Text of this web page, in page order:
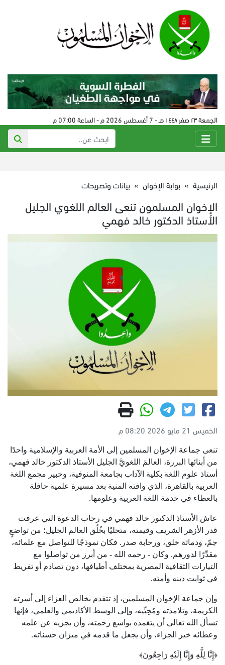
الجمعة ٢٣ صفر ١٤٤٨ هـ - 7 أغسطس 2026 م - الساعة 07:00 م
الرئيسية » بوابة الإخوان » بيانات وتصريحات
الإخوان المسلمون تنعى العالم اللغوي الجليل
الأستاذ الدكتور خالد فهمي
الخميس 21 مايو 2026 08:20 م
تنعى جماعة الإخوان المسلمين إلى الأمة العربية والإسلامية واحدًا
من أبنائها البررة، العالمَ اللغويَّ الجليل الأستاذ الدكتور خالد فهمي،
أستاذ علوم اللغة بكلية الآداب بجامعة المنوفية، وخبير مجمع اللغة
العربية بالقاهرة، الذي وافته المنية بعد مسيرة علمية حافلة
بالعطاء في خدمة اللغة العربية وعلومها.
عاش الأستاذ الدكتور خالد فهمي في رحاب الدعوة التي عرفت
قدر الأزهر الشريف وقيمته، متحليًا بخُلُق العالم الجليل؛ من تواضعٍ
جمّ، ودماثة خلق، ورحابة صدر. فكان نموذجًا للتواصل مع علمائه،
مقدِّرًا لدورهم. وكان - رحمه الله - من أبرز من تواصلوا مع
التيارات الثقافية المصرية بمختلف أطيافها، دون تصادم أو تفريط
في ثوابت دينه وأمته.
وإن جماعة الإخوان المسلمين، إذ تتقدم بخالص العزاء إلى أسرته
الكريمة، وتلامذته ومُحِبِّيه، وإلى الوسط الأكاديمي والعلمي، فإنها
تسأل الله تعالى أن يتغمده بواسع رحمته، وأن يجزيه عن علمه
وعطائه خير الجزاء، وأن يجعل ما قدمه في ميزان حسناته.
﴿إِنَّا لِلَّهِ وَإِنَّا إِلَيْهِ رَاجِعُونَ﴾